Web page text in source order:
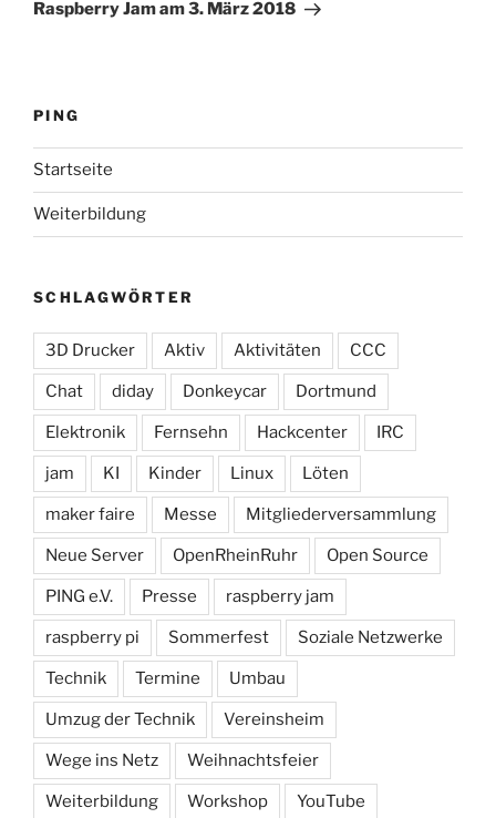
Raspberry Jam am 3. März 2018
PING
Startseite
Weiterbildung
SCHLAGWÖRTER
3D Drucker Aktiv Aktivitäten CCC
Chat diday Donkeycar Dortmund
Elektronik Fernsehn Hackcenter IRC
jam KI Kinder Linux Löten
maker faire Messe Mitgliederversammlung
Neue Server OpenRheinRuhr Open Source
PING e.V. Presse raspberry jam
raspberry pi Sommerfest Soziale Netzwerke
Technik Termine Umbau
Umzug der Technik Vereinsheim
Wege ins Netz Weihnachtsfeier
Weiterbildung Workshop YouTube